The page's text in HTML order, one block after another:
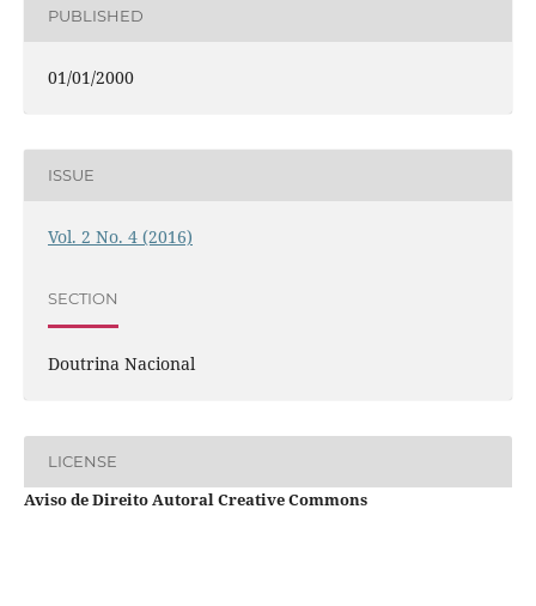
PUBLISHED
01/01/2000
ISSUE
Vol. 2 No. 4 (2016)
SECTION
Doutrina Nacional
LICENSE
Aviso de Direito Autoral Creative Commons